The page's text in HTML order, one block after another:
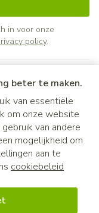
beter te maken.
van essentiële
om onze website
van andere
mogelijkheid om
aan te
cookiebeleid
in voor onze
policy.